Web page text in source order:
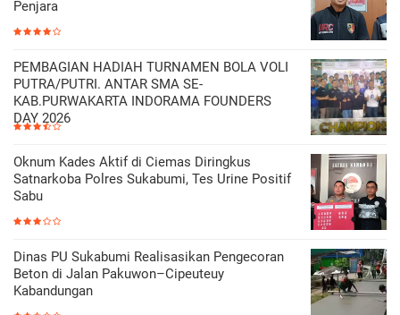
Penjara
PEMBAGIAN HADIAH TURNAMEN BOLA VOLI
PUTRA/PUTRI. ANTAR SMA SE-
KAB.PURWAKARTA INDORAMA FOUNDERS
DAY 2026
Oknum Kades Aktif di Ciemas Diringkus
Satnarkoba Polres Sukabumi, Tes Urine Positif
Sabu
Dinas PU Sukabumi Realisasikan Pengecoran
Beton di Jalan Pakuwon–Cipeuteuy
Kabandungan